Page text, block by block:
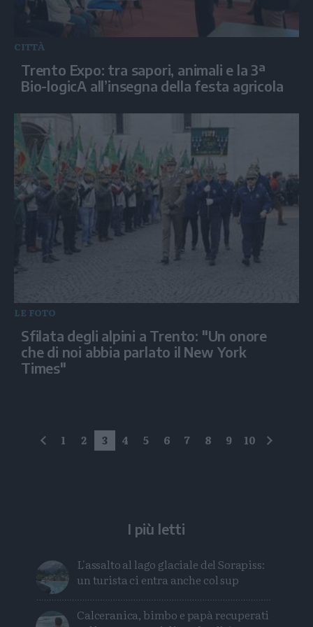
CITTÀ
Trento Expo: tra sapori, animali e la 3ª
Bio-logicA all’insegna della festa agricola
LE FOTO
Sfilata degli alpini a Trento: "Un onore
che di noi abbia parlato il New York
Times"
precedente
1 2 3 4 5 6 7 8 9 10
I più letti
L'assalto al lago glaciale del Sorapiss:
un turista ci entra anche col sup
Calceranica, bimbo e papà recuperati